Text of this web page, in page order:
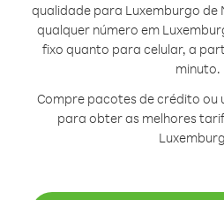
qualidade para Luxemburgo de
qualquer número em
fixo quanto para celular, a
minuto.
Compre pacotes de crédito ou
para obter as melhores